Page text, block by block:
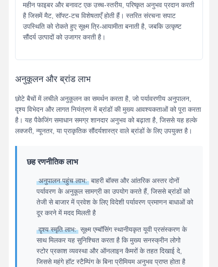
महीन फाइबर और बनावट एक उच्च-स्तरीय, परिष्कृत अनुभव प्रदान करती
है जिसमें मैट, सॉफ्ट-टच विशेषताएँ होती हैं। स्तरित संरचना सपाट
उपस्थिति को रोकते हुए सूक्ष्म त्रि-आयामीता बनाती है, जबकि उत्कृष्ट
सौंदर्य उत्पादों को उजागर करती है।
अनुकूलन और ब्रांड लाभ
छोटे बैचों में लचीले अनुकूलन का समर्थन करता है, जो पर्यावरणीय अनुपालन,
दृश्य विभेदन और लागत नियंत्रण में ब्रांडों की मुख्य आवश्यकताओं को पूरा करता
है। यह पैकेजिंग समाधान समग्र शानदार अनुभव को बढ़ाता है, जिससे यह हल्के
लक्जरी, न्यूनतर, या प्राकृतिक सौंदर्यशास्त्र वाले ब्रांडों के लिए उपयुक्त है।
छह रणनीतिक लाभ
अनुपालन पहुंच लाभ: बाहरी बॉक्स और आंतरिक अस्तर दोनों
पर्यावरण के अनुकूल सामग्री का उपयोग करते हैं, जिससे ब्रांडों को
तेजी से बाजार में प्रवेश के लिए विदेशी पर्यावरण प्रमाणन बाधाओं को
दूर करने में मदद मिलती है
दृश्य स्मृति लाभ: सूक्ष्म एम्बॉसिंग स्थानीयकृत यूवी प्रसंस्करण के
साथ मिलकर यह सुनिश्चित करता है कि मुख्य सनस्क्रीन लोगो
स्टोर प्रकाश व्यवस्था और ऑनलाइन कैमरों के तहत दिखाई दे,
जिससे महंगे हॉट स्टैम्पिंग के बिना प्रीमियम अनुभव प्राप्त होता है